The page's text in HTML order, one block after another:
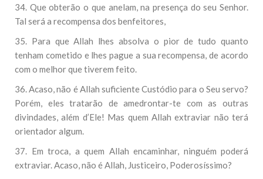
34. Que obterão o que anelam, na presença do seu Senhor.
Tal será a recompensa dos benfeitores,
35. Para que Allah lhes absolva o pior de tudo quanto
tenham cometido e lhes pague a sua recompensa, de acordo
com o melhor que tiverem feito.
36. Acaso, não é Allah suficiente Custódio para o Seu servo?
Porém, eles tratarão de amedrontar-te com as outras
divindades, além d’Ele! Mas quem Allah extraviar não terá
orientador algum.
37. Em troca, a quem Allah encaminhar, ninguém poderá
extraviar. Acaso, não é Allah, Justiceiro, Poderosíssimo?